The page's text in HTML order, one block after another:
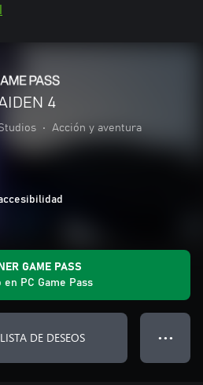
4
• Acción y aventura
GAME PASS
en PC Game Pass
DE DESEOS ● ● ●